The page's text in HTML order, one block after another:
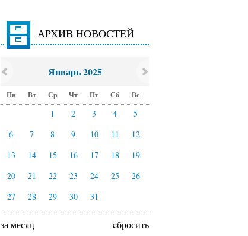
АРХИВ НОВОСТЕЙ
Январь 2025
Пн Вт Ср Чт Пт Сб Вс
1 2 3 4
5
6
7 8 9 10 11
12
13
14 15 16 17 18
19
20
21 22 23 24 25
26
27
28 29 30 31
за месяц cбросить